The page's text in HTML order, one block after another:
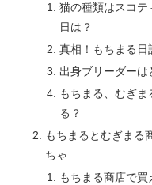
猫の種類はスコテ
日は？
真相！もちまる日
出身ブリーダー
もちまる、むぎ
る？
もちまるとむぎまる
ちゃ
もちまる商店で